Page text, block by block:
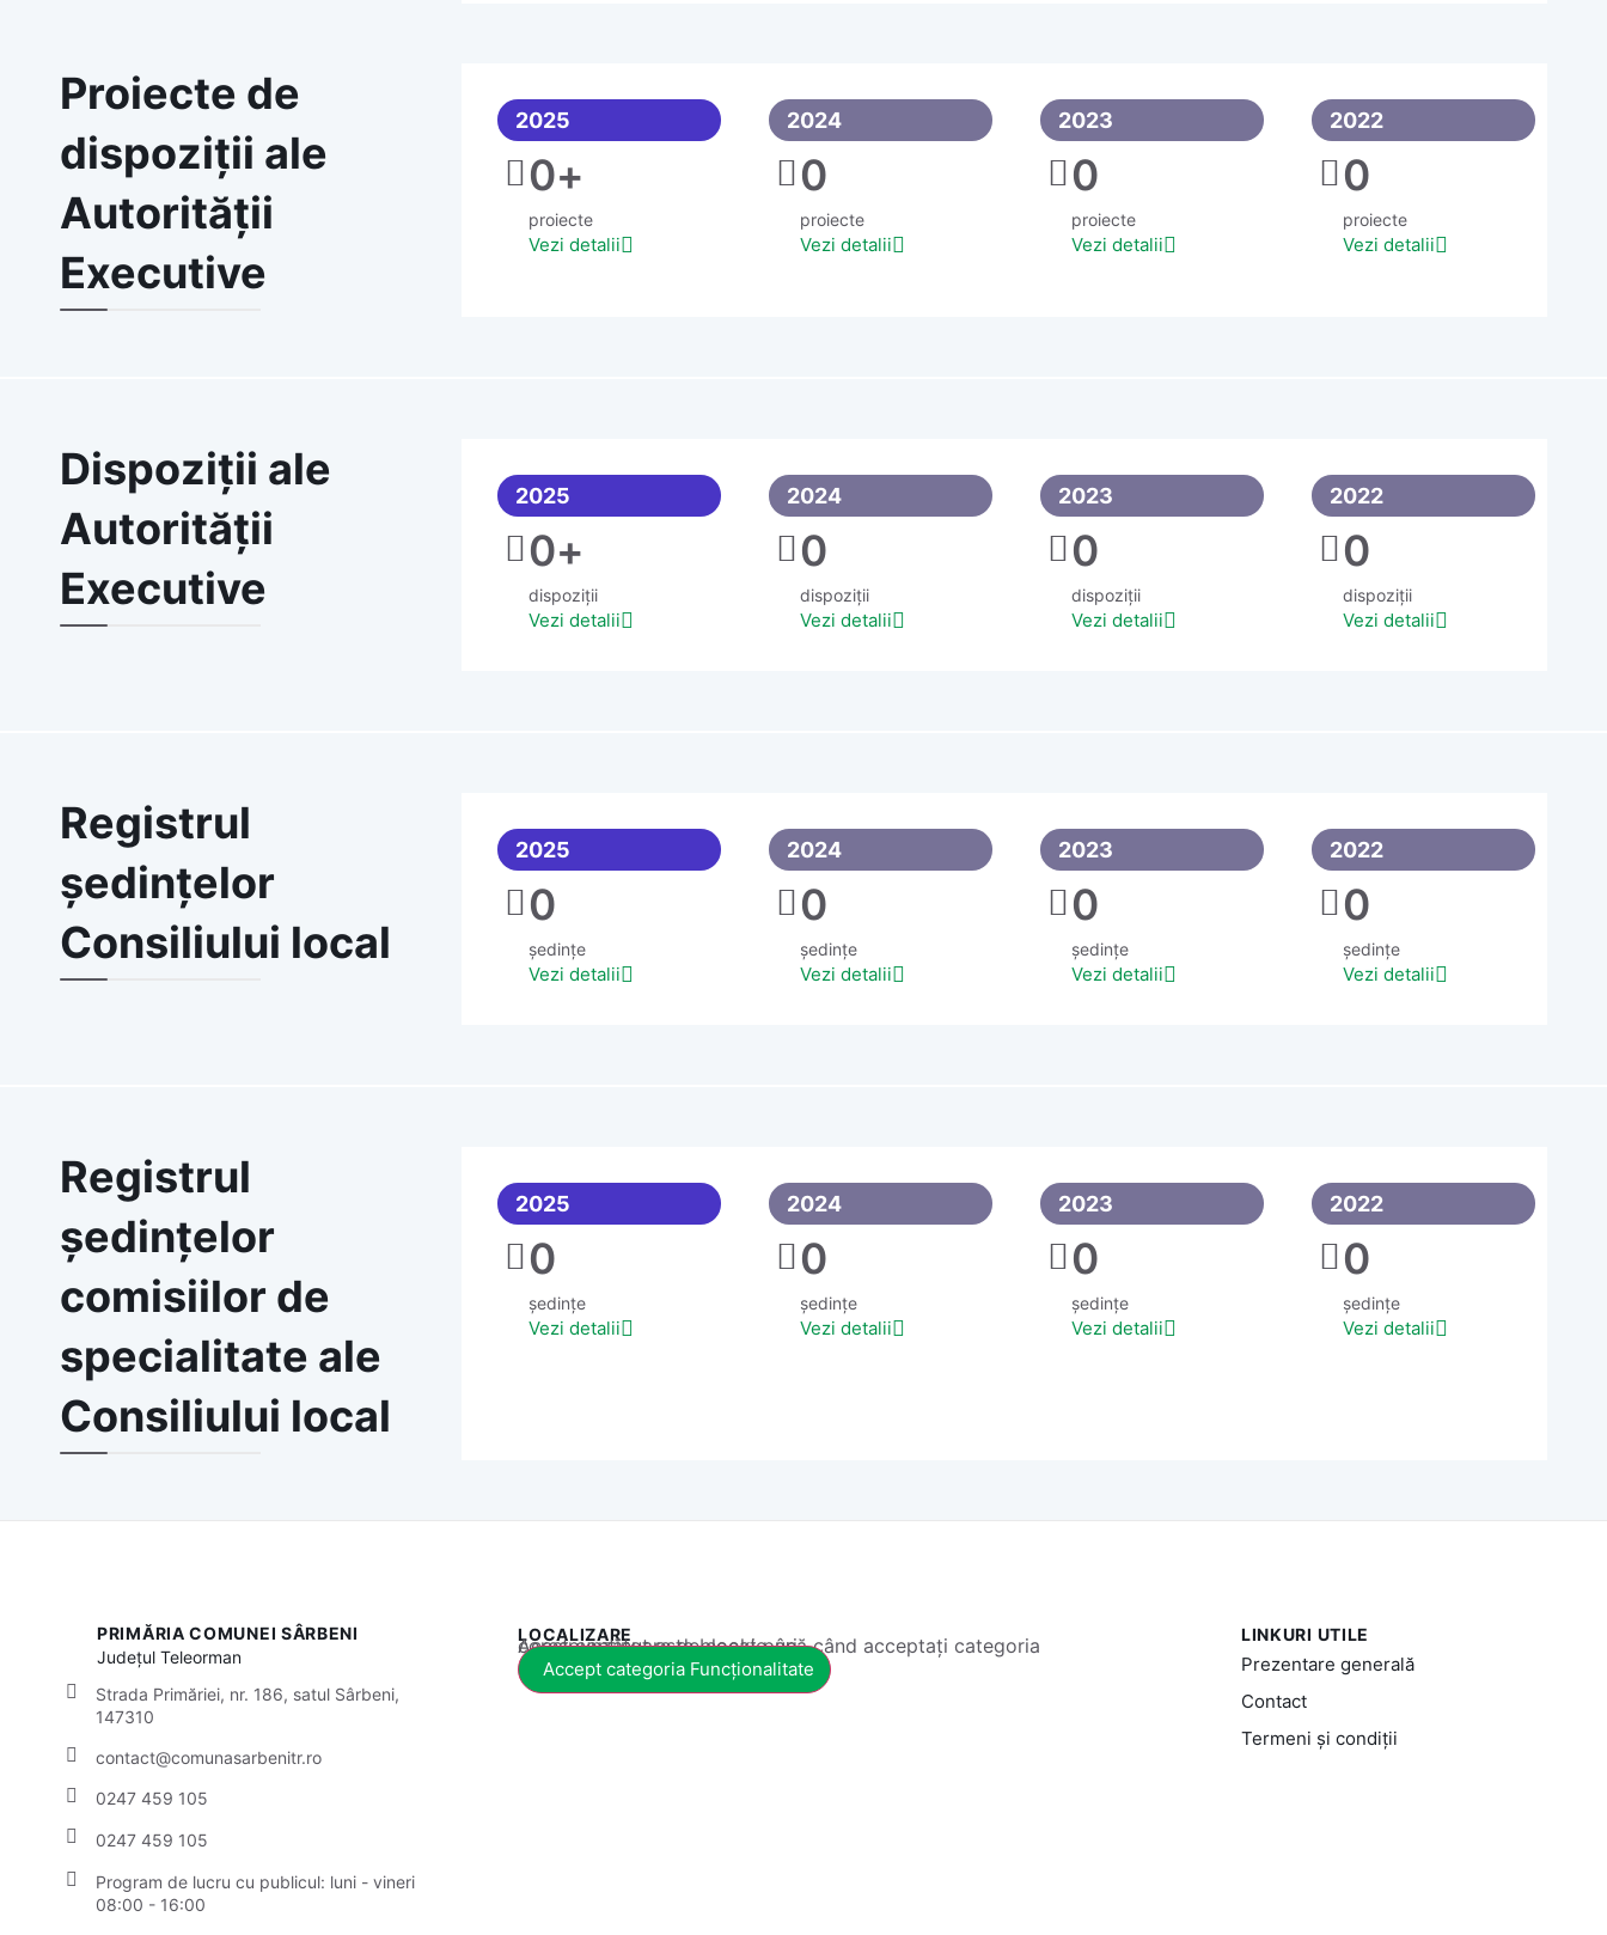
Proiecte de
dispoziții ale
Autorității
Executive
2025
proiecte
0+
Vezi detalii
2024
proiecte
0
Vezi detalii
2023
proiecte
0
Vezi detalii
2022
proiecte
0
Vezi detalii
Dispoziții ale
Autorității
Executive
2025
dispoziții
0+
Vezi detalii
2024
dispoziții
0
Vezi detalii
2023
dispoziții
0
Vezi detalii
2022
dispoziții
0
Vezi detalii
Registrul
ședințelor
Consiliului local
2025
ședințe
0
Vezi detalii
2024
ședințe
0
Vezi detalii
2023
ședințe
0
Vezi detalii
2022
ședințe
0
Vezi detalii
Registrul
ședințelor
comisiilor de
specialitate ale
Consiliului local
2025
ședințe
0
Vezi detalii
2024
ședințe
0
Vezi detalii
2023
ședințe
0
Vezi detalii
2022
ședințe
0
Vezi detalii
PRIMĂRIA COMUNEI SÂRBENI
JudețulTeleorman
Strada Primăriei, nr. 186, satul Sârbeni,
147310
contact@comunasarbenitr.ro
0247 459 105
0247 459 105
Program de lucru cu publicul: luni - vineri
08:00 - 16:00
LOCALIZARE
Acest conținut este blocat până când acceptați categoria corespunzătoare de cookie-uri.
Accept categoria Funcționalitate
LINKURI UTILE
Prezentare generală
Contact
Termeni și condiții